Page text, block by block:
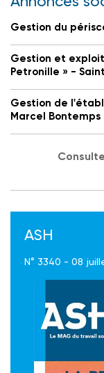
Gestion du
Gestion et
Petronille » -
Gestion de
Marcel
ASH
N° 3340 - 08